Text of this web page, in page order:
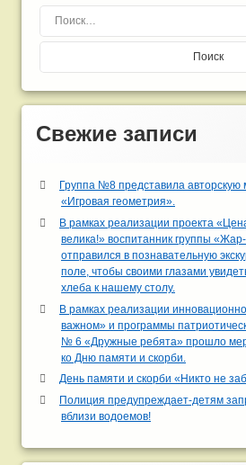
Свежие записи
Группа №8 представила авторскую
«Игровая геометрия».
В рамках реализации проекта
велика!» воспитанник группы
отправился в познавательную
поле, чтобы своими глазами
хлеба к нашему столу.
В рамках реализации
важном» и программы
№ 6 «Дружные ребята» прошло
ко Дню памяти и скорби.
День памяти и скорби «Никто не
Полиция предупреждает-детям
вблизи водоемов!